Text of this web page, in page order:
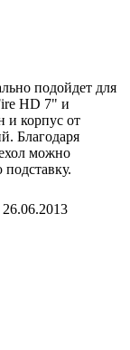
подойдет для
HD 7" и
и корпус от
Благодаря
можно